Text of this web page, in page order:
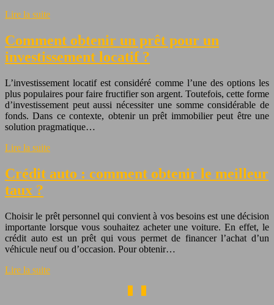
Lire la suite
Comment obtenir un prêt pour un
investissement locatif ?
L’investissement locatif est considéré comme l’une des options les
plus populaires pour faire fructifier son argent. Toutefois, cette forme
d’investissement peut aussi nécessiter une somme considérable de
fonds. Dans ce contexte, obtenir un prêt immobilier peut être une
solution pragmatique…
Lire la suite
Crédit auto : comment obtenir le meilleur
taux ?
Choisir le prêt personnel qui convient à vos besoins est une décision
importante lorsque vous souhaitez acheter une voiture. En effet, le
crédit auto est un prêt qui vous permet de financer l’achat d’un
véhicule neuf ou d’occasion. Pour obtenir…
Lire la suite